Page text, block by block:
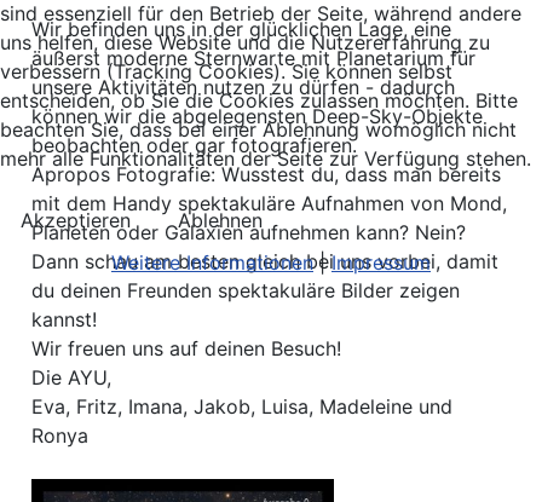
Wir befinden uns in der glücklichen Lage, eine
äußerst moderne Sternwarte mit Planetarium für
unsere Aktivitäten nutzen zu dürfen - dadurch
können wir die abgelegensten Deep-Sky-Objekte
beobachten oder gar fotografieren.
Apropos Fotografie: Wusstest du, dass man bereits
mit dem Handy spektakuläre Aufnahmen von Mond,
Planeten oder Galaxien aufnehmen kann? Nein?
Dann schau am besten gleich bei uns vorbei, damit
du deinen Freunden spektakuläre Bilder zeigen
kannst!
Wir freuen uns auf deinen Besuch!
Die AYU,
Eva, Fritz, Imana, Jakob, Luisa, Madeleine und
Ronya
sind essenziell für den Betrieb der Seite, während andere
uns helfen, diese Website und die Nutzererfahrung zu
verbessern (Tracking Cookies). Sie können selbst
entscheiden, ob Sie die Cookies zulassen möchten. Bitte
beachten Sie, dass bei einer Ablehnung womöglich nicht
mehr alle Funktionalitäten der Seite zur Verfügung stehen.
Akzeptieren
Ablehnen
Weitere Informationen|Impressum